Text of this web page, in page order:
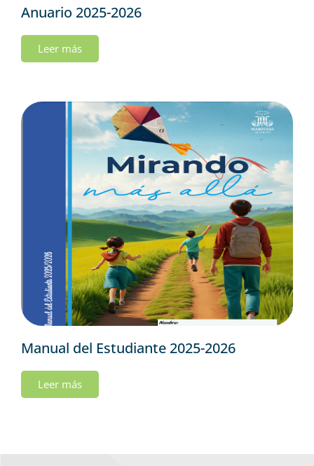
Anuario 2025-2026
Leer más
Manual del Estudiante 2025-2026
Leer más